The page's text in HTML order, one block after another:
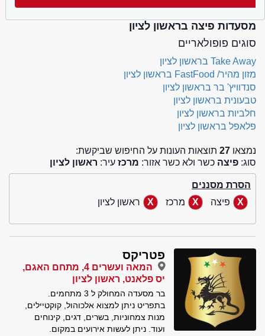
מסעדות פיצה בראשון לציון
סוגים פופולאריים
Take Away בראשון לציון
מזון מהיר/ FastFood בראשון לציון
סנדוויץ' בר בראשון לציון
טבעונית בראשון לציון
חלביות בראשון לציון
פלאפל בראשון לציון
נמצאו 27 תוצאות העונות על החיפוש שביקשת:
סוג: פיצה כשר ולא כשר אזור: מרכז עיר: ראשון לציון
הסרת מסננים
פיצה
מרכז ראשון לציון
פטריקס
המאה ועשרים 4, מתחם האגם,
יס פלאנט, ראשון לציון
בר מסעדה המחולק ל 3 מתחמים.
בתפריט ניתן למצוא אלכוהול, קוקטיילים,
מנות צמחוניות, בשרים, דגים, קינוחים
ועוד. ניתן לעשות אירועים במקום.